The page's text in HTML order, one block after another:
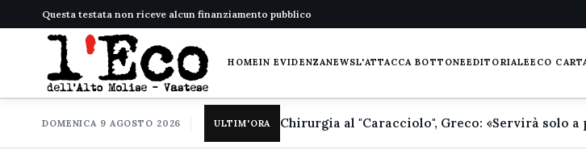
Questa testata non riceve alcun finanziamento pubblico
HOMEIN EVIDENZANEWSL'ATTACCA BOTTONEEDITORIALEECO
DOMENICA 9 AGOSTO 2026 ULTIM'ORA